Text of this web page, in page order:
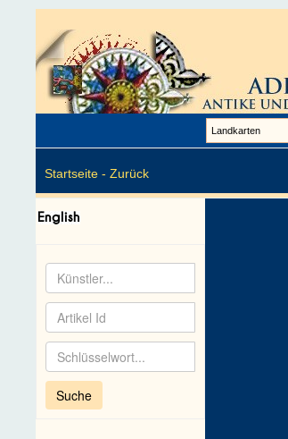
Landkarten
Startseite - Zurück